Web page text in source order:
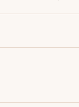
lavages,